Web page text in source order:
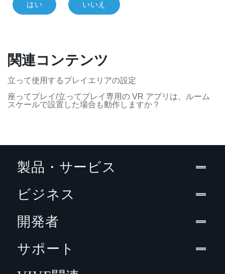
はい いいえ
関連コンテンツ
立って使用するプレイエリアの設定
座ってプレイ/立ってプレイ専用の VR アプリは、ルーム
スケールで設置した場合も動作しますか？
製品・サービス
ビジネス
開発者
サポート